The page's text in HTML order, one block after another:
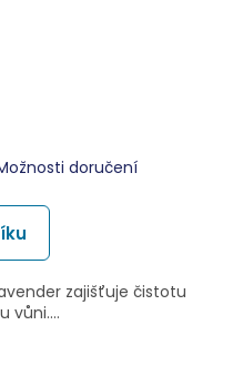
doručení
zajišťuje čistotu
vůni.…